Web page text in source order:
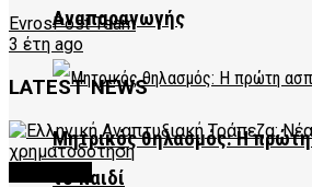
Αναπαραγωγής
Μητρικός θηλασμός: Η πρώτη
το παιδί
EvrosPost Team
3 έτη ago
LATEST NEWS